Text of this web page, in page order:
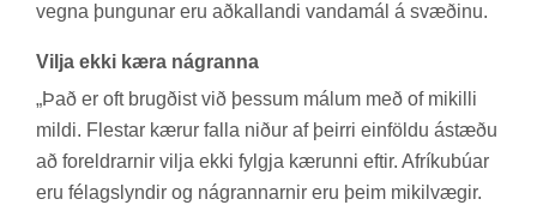
vegna þung­un­ar eru að­kallandi vanda­mál á svæð­inu.
Vilja ekki kæra ná­granna
„Það er oft brugð­ist við þess­um mál­um með of mik­illi
mildi. Flest­ar kær­ur falla nið­ur af þeirri ein­földu ástæðu
að for­eldr­arn­ir vilja ekki fylgja kær­unni eft­ir. Afr­íku­bú­ar
eru fé­lags­lynd­ir og ná­grann­arn­ir eru þeim mik­il­væg­ir.